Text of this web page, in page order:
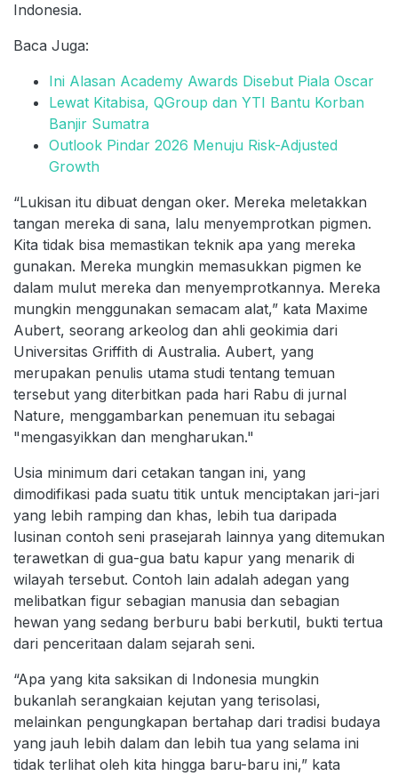
Indonesia.
Baca Juga:
Ini Alasan Academy Awards Disebut Piala Oscar
Lewat Kitabisa, QGroup dan YTI Bantu Korban
Banjir Sumatra
Outlook Pindar 2026 Menuju Risk-Adjusted
Growth
“Lukisan itu dibuat dengan oker. Mereka meletakkan
tangan mereka di sana, lalu menyemprotkan pigmen.
Kita tidak bisa memastikan teknik apa yang mereka
gunakan. Mereka mungkin memasukkan pigmen ke
dalam mulut mereka dan menyemprotkannya. Mereka
mungkin menggunakan semacam alat,” kata Maxime
Aubert, seorang arkeolog dan ahli geokimia dari
Universitas Griffith di Australia. Aubert, yang
merupakan penulis utama studi tentang temuan
tersebut yang diterbitkan pada hari Rabu di jurnal
Nature, menggambarkan penemuan itu sebagai
"mengasyikkan dan mengharukan."
Usia minimum dari cetakan tangan ini, yang
dimodifikasi pada suatu titik untuk menciptakan jari-jari
yang lebih ramping dan khas, lebih tua daripada
lusinan contoh seni prasejarah lainnya yang ditemukan
terawetkan di gua-gua batu kapur yang menarik di
wilayah tersebut. Contoh lain adalah adegan yang
melibatkan figur sebagian manusia dan sebagian
hewan yang sedang berburu babi berkutil, bukti tertua
dari penceritaan dalam sejarah seni.
“Apa yang kita saksikan di Indonesia mungkin
bukanlah serangkaian kejutan yang terisolasi,
melainkan pengungkapan bertahap dari tradisi budaya
yang jauh lebih dalam dan lebih tua yang selama ini
tidak terlihat oleh kita hingga baru-baru ini,” kata